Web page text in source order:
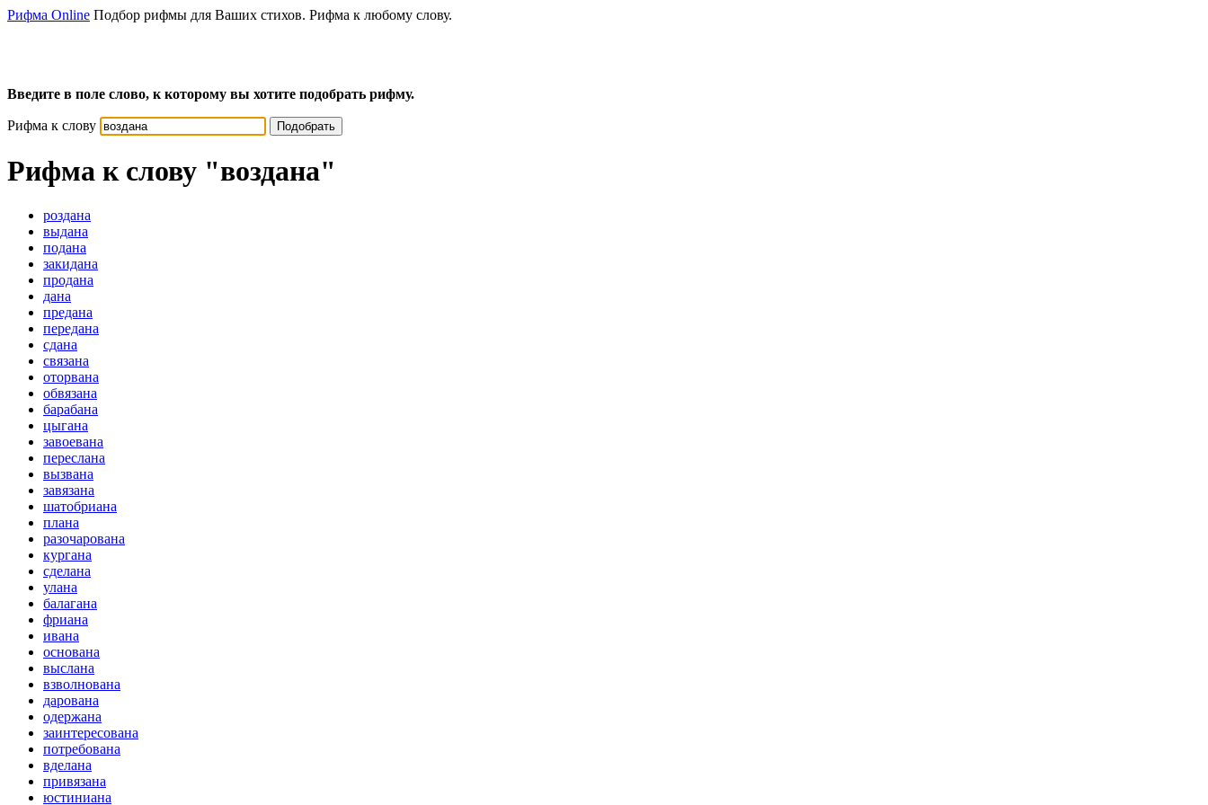
Рифма Online Подбор рифмы для Ваших стихов. Рифма к любому слову.
Введите в поле слово, к которому вы хотите подобрать рифму.
Рифма к слову Подобрать
Рифма к слову "воздана"
роздана
выдана
подана
закидана
продана
дана
предана
передана
сдана
связана
оторвана
обвязана
барабана
цыгана
завоевана
переслана
вызвана
завязана
шатобриана
плана
разочарована
кургана
сделана
улана
балагана
фриана
ивана
основана
выслана
взволнована
дарована
одержана
заинтересована
потребована
вделана
привязана
юстиниана